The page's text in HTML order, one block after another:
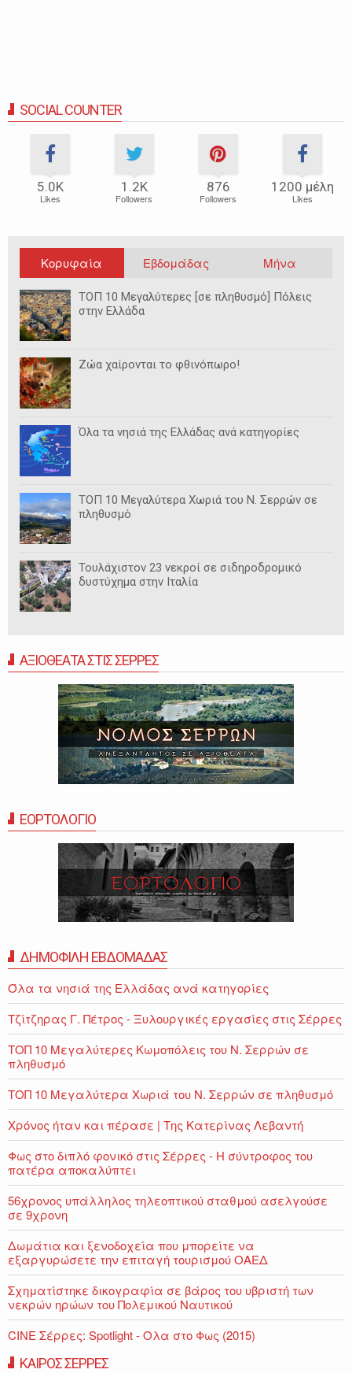
SOCIAL COUNTER
5.0Κ
Likes
1.2Κ
Followers
876
Followers
1200 μέλη
Likes
Κορυφαία Εβδομάδας Μήνα
ΤΟΠ 10 Μεγαλύτερες [σε πληθυσμό] Πόλεις
στην Ελλάδα
Ζώα χαίρονται το φθινόπωρο!
Όλα τα νησιά της Ελλάδας ανά κατηγορίες
ΤΟΠ 10 Μεγαλύτερα Χωριά του Ν. Σερρών σε
πληθυσμό
Τουλάχιστον 23 νεκροί σε σιδηροδρομικό
δυστύχημα στην Ιταλία
ΑΞΙΟΘΕΑΤΑ ΣΤΙΣ ΣΕΡΡΕΣ
ΕΟΡΤΟΛΟΓΙΟ
ΔΗΜΟΦΙΛΗ ΕΒΔΟΜΑΔΑΣ
Όλα τα νησιά της Ελλάδας ανά κατηγορίες
Τζίτζηρας Γ. Πέτρος - Ξυλουργικές εργασίες στις Σέρρες
ΤΟΠ 10 Μεγαλύτερες Κωμοπόλεις του Ν. Σερρών σε
πληθυσμό
ΤΟΠ 10 Μεγαλύτερα Χωριά του Ν. Σερρών σε πληθυσμό
Χρόνος ήταν και πέρασε | Της Κατερίνας Λεβαντή
Φως στο διπλό φονικό στις Σέρρες - Η σύντροφος του
πατέρα αποκαλύπτει
56χρονος υπάλληλος τηλεοπτικού σταθμού ασελγούσε
σε 9χρονη
Δωμάτια και ξενοδοχεία που μπορείτε να
εξαργυρώσετε την επιταγή τουρισμού ΟΑΕΔ
Σχηματίστηκε δικογραφία σε βάρος του υβριστή των
νεκρών ηρώων του Πολεμικού Ναυτικού
CINE Σέρρες: Spotlight - Ολα στο Φως (2015)
ΚΑΙΡΟΣ ΣΕΡΡΕΣ